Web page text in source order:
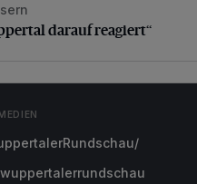
darauf reagiert“
darauf reagiert“